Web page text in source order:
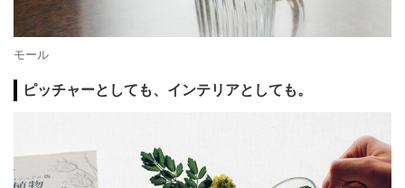
モール
ピッチャーとしても、インテリアとしても。